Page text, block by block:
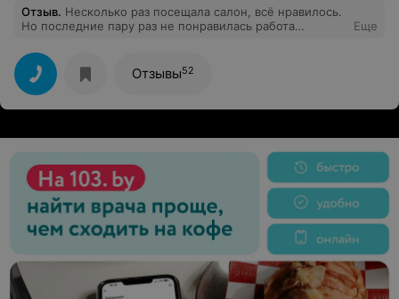
Отзыв. Несколько раз посещала салон, всё нравилось.
Но последние пару раз не понравилась работа
приходила, оказывалось, что запись на другое время.
Последний раз администратор даже нахамила,
навстречу не пошла! Больше не пойду, не хочется
тратить время и портить себе настроение!
Еще
Отзывы52